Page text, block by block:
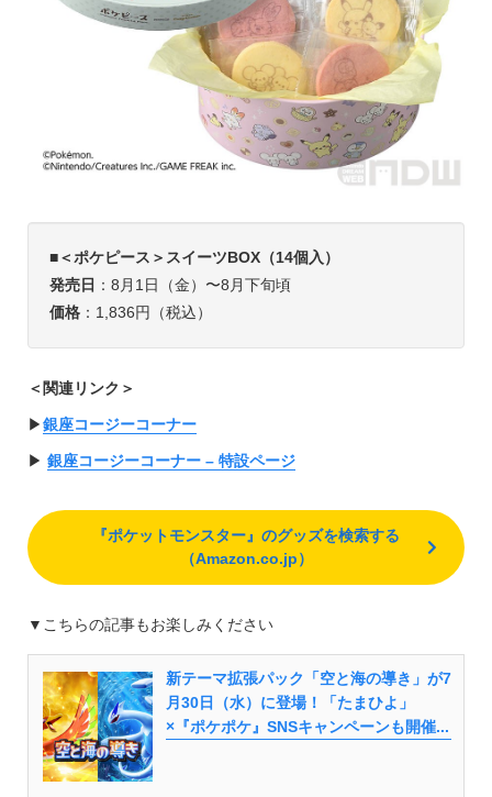
■＜ポケピース＞スイーツBOX（14個入）
発売日 ：8月1日（金）〜8月下旬頃
価格：1,836円（税込）
＜関連リンク＞
▶︎銀座コージーコーナー
▶︎ 銀座コージーコーナー – 特設ページ
『ポケットモンスター』のグッズを検索する
（Amazon.co.jp）
▼こちらの記事もお楽しみください
新テーマ拡張パック「空と海の導き」が7
月30日（水）に登場！「たまひよ」
×『ポケポケ』SNSキャンペーンも開催...